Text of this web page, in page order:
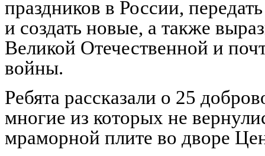
праздников в России,
и создать новые, а также
Великой Отечественной и
войны.
Ребята рассказали о 25
многие из которых не
мраморной плите во дворе